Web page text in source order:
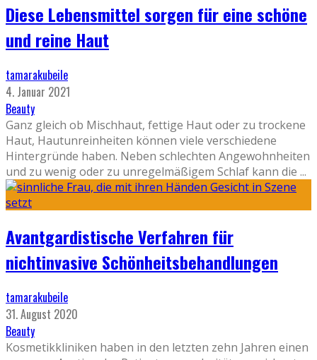
Diese Lebensmittel sorgen für eine schöne
und reine Haut
tamarakubeile
4. Januar 2021
Beauty
Ganz gleich ob Mischhaut, fettige Haut oder zu trockene
Haut, Hautunreinheiten können viele verschiedene
Hintergründe haben. Neben schlechten Angewohnheiten
und zu wenig oder zu unregelmäßigem Schlaf kann die ...
Avantgardistische Verfahren für
nichtinvasive Schönheitsbehandlungen
tamarakubeile
31. August 2020
Beauty
Kosmetikkliniken haben in den letzten zehn Jahren einen